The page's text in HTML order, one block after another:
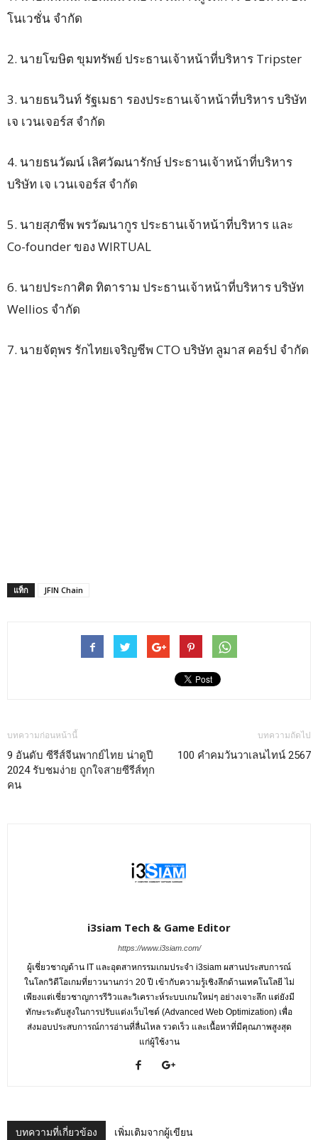
โนเวชั่น จำกัด
2. นายโฆษิต ขุมทรัพย์ ประธานเจ้าหน้าที่บริหาร Tripster
3. นายธนวินท์ รัฐเมธา รองประธานเจ้าหน้าที่บริหาร บริษัท
เจ เวนเจอร์ส จำกัด
4. นายธนวัฒน์ เลิศวัฒนารักษ์ ประธานเจ้าหน้าที่บริหาร
บริษัท เจ เวนเจอร์ส จำกัด
5. นายสุภชีพ พรวัฒนากูร ประธานเจ้าหน้าที่บริหาร และ
Co-founder ของ WIRTUAL
6. นายประกาศิต ทิตาราม ประธานเจ้าหน้าที่บริหาร บริษัท
Wellios จำกัด
7. นายจัตุพร รักไทยเจริญชีพ CTO บริษัท ลูมาส คอร์ป จำกัด
แท็ก JFIN Chain
บทความก่อนหน้านี้
9 อันดับ ซีรีส์จีนพากย์ไทย น่าดูปี
2024 รับชมง่าย ถูกใจสายซีรีส์ทุก
คน
บทความถัดไป
100 คําคมวันวาเลนไทน์ 2567
i3siam Tech & Game Editor
https://www.i3siam.com/
ผู้เชี่ยวชาญด้าน IT และอุตสาหกรรมเกมประจำ i3siam ผสานประสบการณ์
ในโลกวิดีโอเกมที่ยาวนานกว่า 20 ปี เข้ากับความรู้เชิงลึกด้านเทคโนโลยี ไม่
เพียงแต่เชี่ยวชาญการรีวิวและวิเคราะห์ระบบเกมใหม่ๆ อย่างเจาะลึก แต่ยังมี
ทักษะระดับสูงในการปรับแต่งเว็บไซต์ (Advanced Web Optimization) เพื่อ
ส่งมอบประสบการณ์การอ่านที่ลื่นไหล รวดเร็ว และเนื้อหาที่มีคุณภาพสูงสุด
แก่ผู้ใช้งาน
บทความที่เกี่ยวข้อง เพิ่มเติมจากผู้เขียน